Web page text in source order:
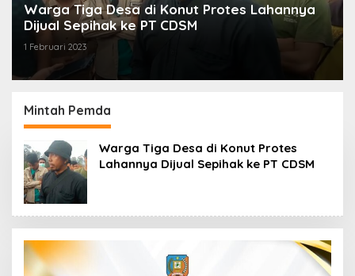
Warga Tiga Desa di Konut Protes Lahannya
Dijual Sepihak ke PT CDSM
1 Februari 2023
Mintah Pemda
Warga Tiga Desa di Konut Protes
Lahannya Dijual Sepihak ke PT CDSM